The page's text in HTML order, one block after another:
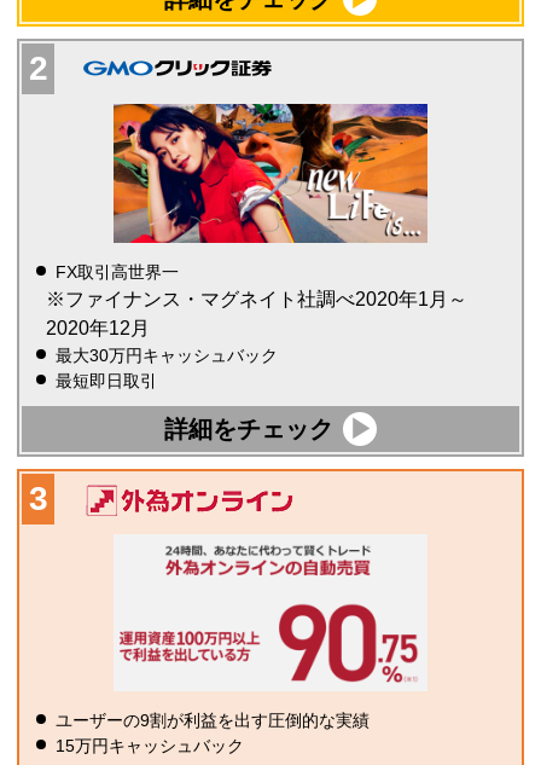
FX取引高世界一
※ファイナンス・マグネイト社調べ2020年1月～
2020年12月
最大30万円キャッシュバック
最短即日取引
詳細をチェック
ユーザーの9割が利益を出す圧倒的な実績
15万円キャッシュバック